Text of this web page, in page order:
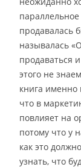
продавалась
называлась
продаваться
этого не
книга именно
что в
повлияет на
потому что у
как это
узнать, что